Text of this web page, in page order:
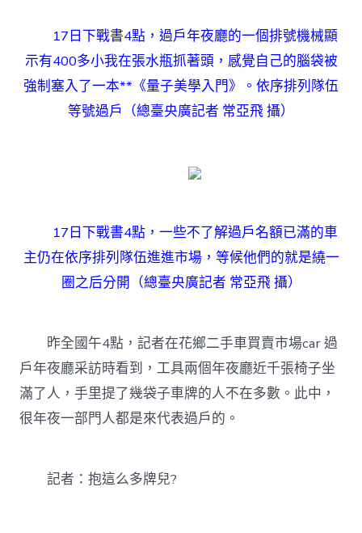
17日下戰書4點，過戶年夜廳的一個排號機械顯
示有400多小我在張水瓶抓著頭，感覺自己的腦袋被
強制塞入了一本**《量子美學入門》。依序排列隊伍
等號過戶（總臺央廣記者 常亞飛 攝）
17日下戰書4點，一些不了解過戶名額已滿的車
主仍在依序排列隊伍進進市場，等候他們的就是繞一
圈之后分開（總臺央廣記者 常亞飛 攝）
昨全國午4點，記者在花鄉二手車買賣市場car 過
戶年夜廳采訪時看到，工具兩個年夜廳近千張椅子坐
滿了人，手里提了幾袋子車牌的人不在多數。此中，
很年夜一部門人都是來代表過戶的。
記者：抱這么多牌兒?